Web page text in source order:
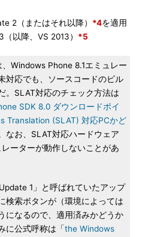
2（またはそれ以降） *4を適用
以降、VS 2013） *5
Windows Phone 8.1エミュレー
対応でも、ソースコードのビル
。SLAT対応のチェック方法は
SDK 8.0 ダウンロードポイ
Translation (SLAT) 対応PCかど
なお、SLAT対応ハードウェア
ーターが動作しないことがあ
1」と呼ばれていたアップ
検索ボタンが（環境によっては
になるので、適用済みかどうか
に公式呼称は「the Windows